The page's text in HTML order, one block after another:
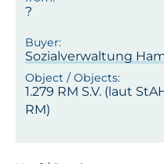
Sozialverwaltung
1.279 RM S.V. (laut
RM)